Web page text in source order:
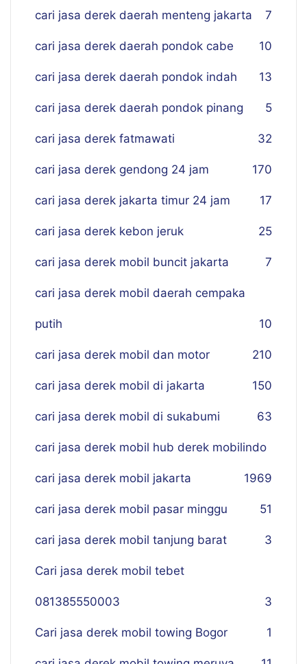
cari jasa derek daerah menteng jakarta 7
cari jasa derek daerah pondok cabe 10
cari jasa derek daerah pondok indah 13
cari jasa derek daerah pondok pinang 5
cari jasa derek fatmawati 32
cari jasa derek gendong 24 jam 170
cari jasa derek jakarta timur 24 jam 17
cari jasa derek kebon jeruk 25
cari jasa derek mobil buncit jakarta 7
cari jasa derek mobil daerah cempaka
putih 10
cari jasa derek mobil dan motor 210
cari jasa derek mobil di jakarta 150
cari jasa derek mobil di sukabumi 63
cari jasa derek mobil hub derek mobilindo
69
cari jasa derek mobil jakarta 19
cari jasa derek mobil pasar minggu 51
cari jasa derek mobil tanjung barat 3
Cari jasa derek mobil tebet
081385550003 3
Cari jasa derek mobil towing Bogor 1